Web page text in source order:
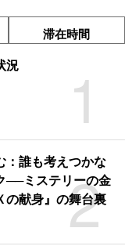
滞在時間
1
況
2
：誰も考えつかな
──ミステリーの金
の献身』の舞台裏